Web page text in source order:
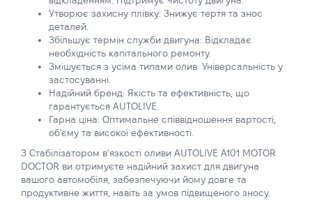
Утворює захисну плівку: Знижує тертя та знос
деталей.
Збільшує термін служби двигуна: Відкладає
необхідність капітального ремонту.
Змішується з усіма типами олив: Універсальність у
застосуванні.
Надійний бренд: Якість та ефективність, що
гарантується AUTOLIVE.
Гарна ціна: Оптимальне співвідношення вартості,
об'єму та високої ефективності.
З Стабілізатором в'язкості оливи AUTOLIVE A101 MOTOR
DOCTOR ви отримуєте надійний захист для двигуна
вашого автомобіля, забезпечуючи йому довге та
продуктивне життя, навіть за умов підвищеного зносу.